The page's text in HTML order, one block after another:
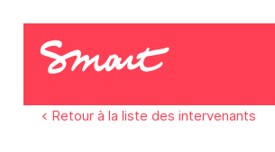
< Retour à la liste des intervenants